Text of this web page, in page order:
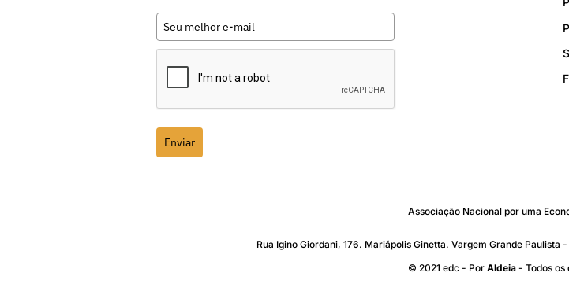
Enviar
Associação Nacional por uma
Rua Igino Giordani, 176. Mariápolis Ginetta. Vargem Grande
© 2021 edc - Por Aldeia- Todos os